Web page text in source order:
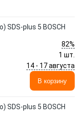
SDS-plus 5 BOSCH
82%
1 шт.
14 - 17 августа
В корзину
SDS-plus 5 BOSCH